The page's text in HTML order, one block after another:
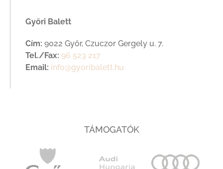
Győri Balett
Cím: 9022 Győr, Czuczor Gergely u. 7.
Tel./Fax: 96 523 217
Email: info@gyoribalett.hu
TÁMOGATÓK